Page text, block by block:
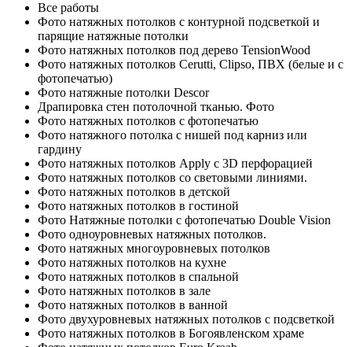
Все работы
Фото натяжных потолков с контурной подсветкой и
парящие натяжные потолки
Фото натяжных потолков под дерево TensionWood
Фото натяжных потолков Cerutti, Clipso, ПВХ (белые и с
фотопечатью)
Фото натяжные потолки Descor
Драпировка стен потолочной тканью. Фото
Фото натяжных потолков с фотопечатью
Фото натяжного потолка с нишей под карниз или
гардину
Фото натяжных потолков Apply с 3D перфорацией
Фото натяжных потолков со световыми линиями.
Фото натяжных потолков в детской
Фото натяжных потолков в гостиной
Фото Натяжные потолки с фотопечатью Double Vision
Фото одноуровневых натяжных потолков.
Фото натяжных многоуровневых потолков
Фото натяжных потолков на кухне
Фото натяжных потолков в спальной
Фото натяжных потолков в зале
Фото натяжных потолков в ванной
Фото двухуровневых натяжных потолков с подсветкой
Фото натяжных потолков в Богоявленском храме